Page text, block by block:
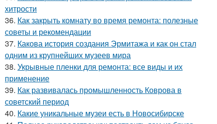
хитрости
36. Как закрыть комнату во время ремонта: полезные
советы и рекомендации
37. Какова история создания Эрмитажа и как он стал
одним из крупнейших музеев мира
38. Укрывные пленки для ремонта: все виды и их
применение
39. Как развивалась промышленность Коврова в
советский период
40. Какие уникальные музеи есть в Новосибирске